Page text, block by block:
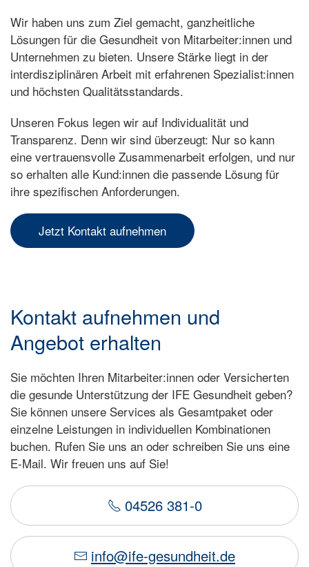
Wir haben uns zum Ziel gemacht, ganzheitliche
Lösungen für die Gesundheit von Mitarbeiter:innen und
Unternehmen zu bieten. Unsere Stärke liegt in der
interdisziplinären Arbeit mit erfahrenen Spezialist:innen
und höchsten Qualitätsstandards.
Unseren Fokus legen wir auf Individualität und
Transparenz. Denn wir sind überzeugt: Nur so kann
eine vertrauensvolle Zusammenarbeit erfolgen, und nur
so erhalten alle Kund:innen die passende Lösung für
ihre spezifischen Anforderungen.
Jetzt Kontakt aufnehmen
Kontakt aufnehmen und
Angebot erhalten
Sie möchten Ihren Mitarbeiter:innen oder Versicherten
die gesunde Unterstützung der IFE Gesundheit geben?
Sie können unsere Services als Gesamtpaket oder
einzelne Leistungen in individuellen Kombinationen
buchen. Rufen Sie uns an oder schreiben Sie uns eine
E-Mail. Wir freuen uns auf Sie!
04526 381-0
info@ife-gesundheit.de